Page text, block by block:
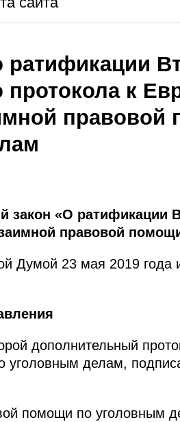
ратификации
к
правовой
«О ратификации
правовой
Думой 23 мая 2019 года
дополнительный
делам,
помощи по уголовным